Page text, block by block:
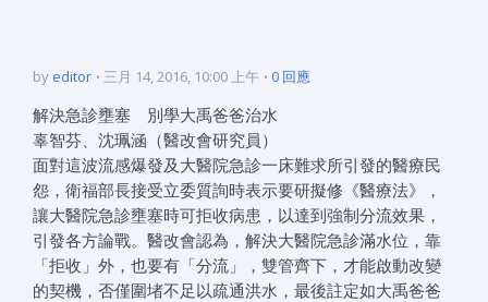
by editor 三月 14, 2016, 10:00 上午 0 回應
解決急診壅塞 別學大禹爸爸治水
辜智芬、沈珮涵（醫改會研究員）
面對這波流感爆發及大醫院急診一床難求所引發的醫療民
怨，衛福部長接受立委質詢時表示要研擬修《醫療法》，
讓大醫院急診壅塞時可拒收病患，以達到強制分流效果，
引發各方論戰。醫改會認為，解決大醫院急診滿水位，靠
「拒收」外，也要有「分流」，雙管齊下，才能啟動改變
的契機，否僅圍堵不足以疏通洪水，最後註定如大禹爸爸